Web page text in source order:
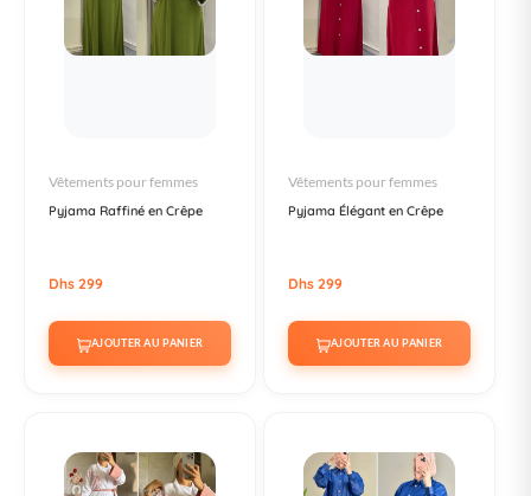
Vêtements pour femmes
Pyjama Raffiné en Crêpe
Dhs 299
AJOUTER AU PANIER
Vêtements pour femmes
Pyjama Élégant en Crêpe
Dhs 299
AJOUTER AU PANIER